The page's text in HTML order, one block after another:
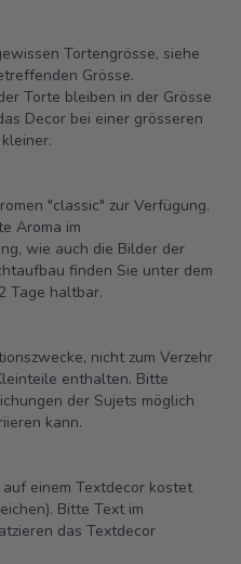
Tortengrösse, siehe
Grösse.
Torte bleiben in der Grösse
Decor bei einer grösseren
"classic" zur Verfügung.
Aroma im
wie auch die Bilder der
finden Sie unter dem
Tage haltbar.
nicht zum Verzehr
enthalten. Bitte
der Sujets möglich
kann.
einem Textdecor kostet
Bitte Text im
das Textdecor